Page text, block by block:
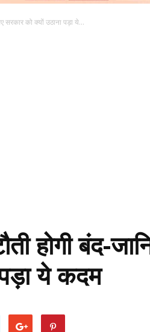
सरकार को क्यों उठाना पड़ा ये...
होगी बंद-
ये कदम